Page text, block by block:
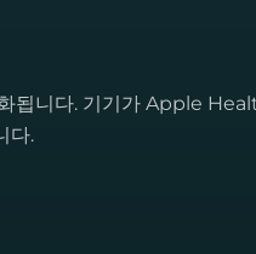
됩니다. 기기가 Apple
다.